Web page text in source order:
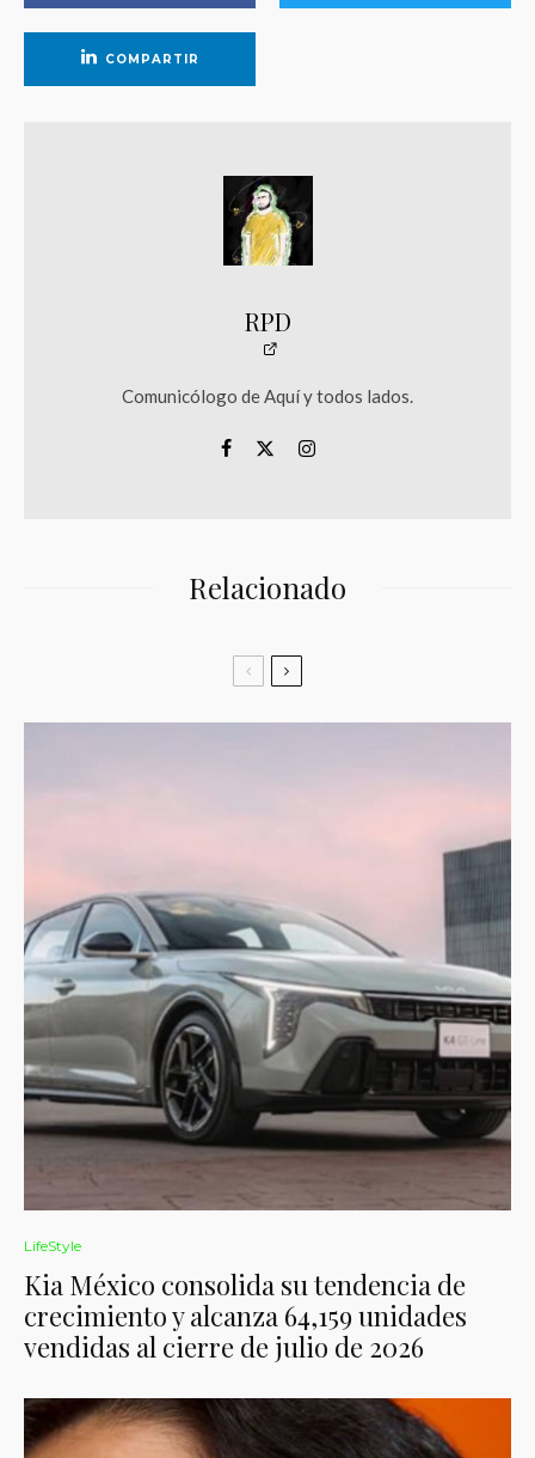
COMPARTIR
RPD
Comunicólogo de Aquí y todos lados.
Relacionado
LifeStyle
Kia México consolida su tendencia de
crecimiento y alcanza 64,159 unidades
vendidas al cierre de julio de 2026